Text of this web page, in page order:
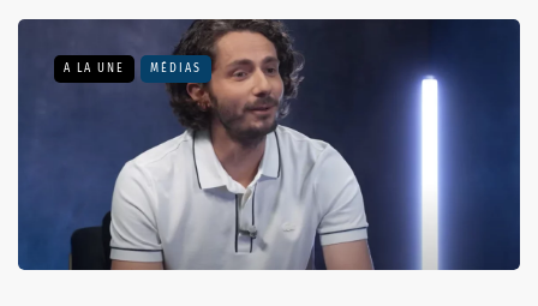
A LA UNE MÉDIAS